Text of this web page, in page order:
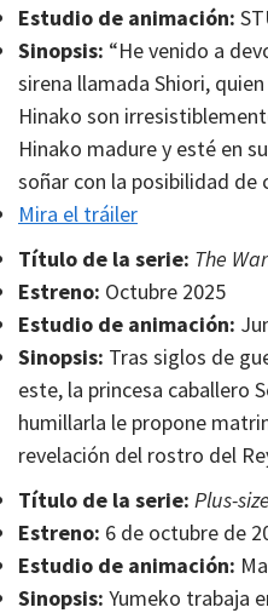
Estudio de animación:
Sinopsis: “He venido a
sirena llamada Shiori,
Hinako son
Hinako madure y esté en
soñar con la posibilidad de
Mira el tráiler
Título de la serie: The
Estreno: Octubre 2025
Estudio de animación:
Sinopsis: Tras siglos de
este, la princesa caballero
humillarla le propone
revelación del rostro del
Título de la serie: Plus-
Estreno: 6 de octubre de
Estudio de animación:
Sinopsis: Yumeko trabaja